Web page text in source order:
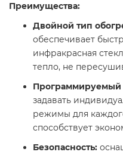
Преимущества:
Двойной тип
обеспечивает
инфракрасная
тепло, не
Программируемый
задавать
режимы для
способствует
Безопасность: